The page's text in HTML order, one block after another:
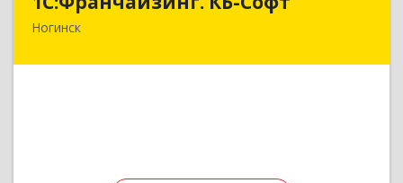
Ногинск142400, Московская обл, г.о Богородский,